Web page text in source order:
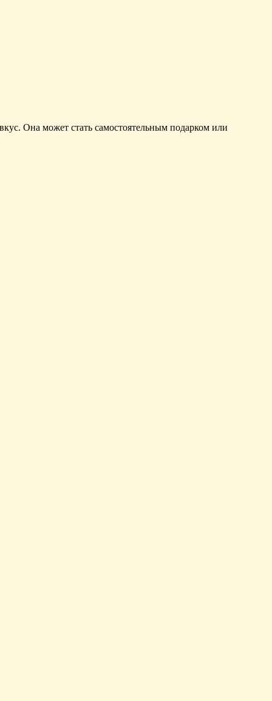
Она может стать самостоятельным подарком или